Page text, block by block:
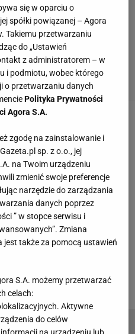
termin
przeniósł się
KAS Eupen odszedł
rano poinformowała
za fantastyczne
i życzymy powodzenia
się w oparciu o
spółki powiązanej – Agora
Takiemu przetwarzaniu
do „Ustawień
z administratorem – w
i podmiotu, wobec którego
o przetwarzaniu danych
Polityka Prywatności
Agora S.A.
zgodę na zainstalowanie i
sp. z o.o., jej
na Twoim urządzeniu
zmienić swoje preferencje
narzędzie do zarządzania
danych poprzez
” w stopce serwisu i
Zmiana
jest także za pomocą ustawień
S.A. możemy przetwarzać
celach:
Aktywne
do celów